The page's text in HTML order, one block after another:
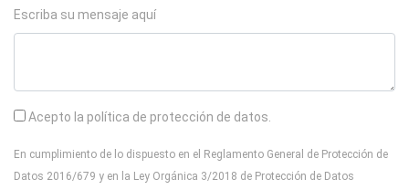
Escriba su mensaje aquí
Acepto la política de protección de datos.
En cumplimiento de lo dispuesto en el Reglamento General de Protección de
Datos 2016/679 y en la Ley Orgánica 3/2018 de Protección de Datos